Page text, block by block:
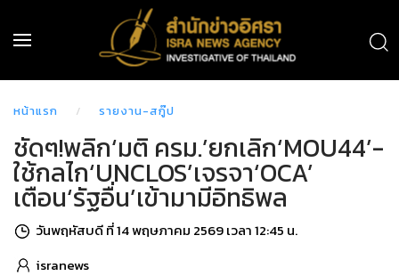
หน้าแรก รายงาน-สกู๊ป
ชัดๆ!พลิก‘มติ ครม.’ยกเลิก‘MOU44’-
ใช้กลไก‘UNCLOS’เจรจา‘OCA’
เตือน‘รัฐอื่น’เข้ามามีอิทธิพล
วันพฤหัสบดี ที่ 14 พฤษภาคม 2569 เวลา 12:45 น.
isranews